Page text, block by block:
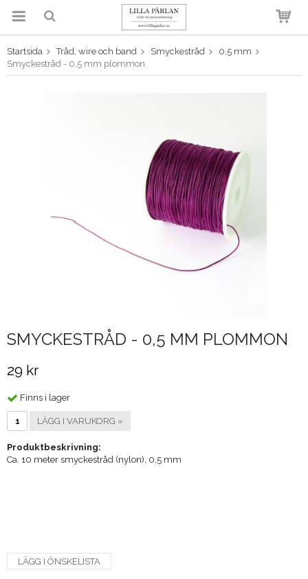
Produkten har blivit tillagd i
varukorgen
Startsida Tråd, wire och band Smyckestråd
0,5 mm
Smyckestråd - 0,5 mm plommon
SMYCKESTRÅD - 0,5 MM PLOMMON
29 kr
Finns i lager
LÄGG I VARUKORG »
Produktbeskrivning:
Ca. 10 meter smyckestråd (nylon), 0,5 mm
LÄGG I ÖNSKELISTA